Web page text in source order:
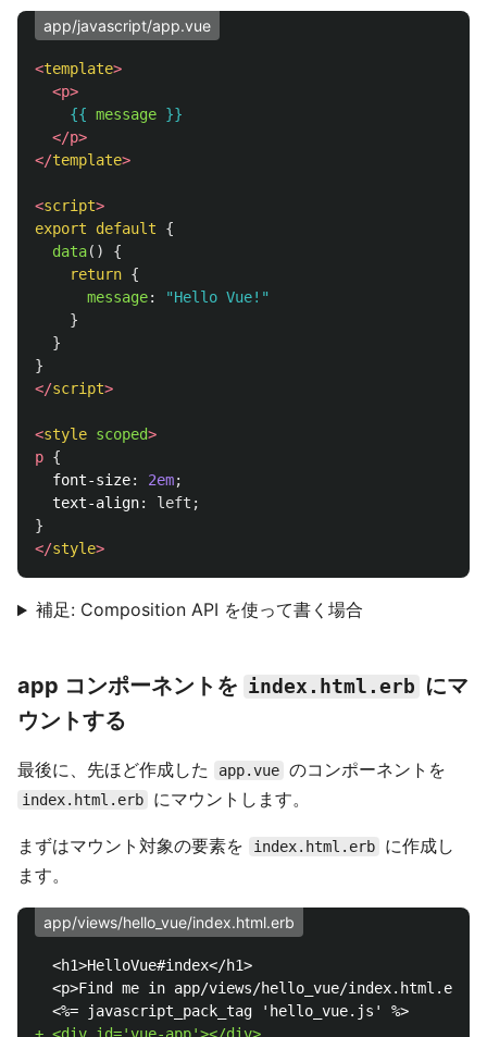
app/javascript/app.vue
<template>
<p>
{{ message }}
</p>
</template>
<script>
export
default
{
data()
{
return {
message: "Hello Vue! "
}
}
}
</script>
<style scoped>
p {
font-size: 2em;
text-align: left ;
}
</style>
補足: Composition API を使って書く場合
app コンポーネントを index.html.erb にマ
ウントする
最後に、先ほど作成した app.vue のコンポーネントを
index.html.erb にマウントします。
まずはマウント対象の要素を index.html.erb
に作成し
ます。
app/views/hello_vue/index.html.erb
  <h1>HelloVue#index</h1>
<p>Find me in app/views/hello_vue/